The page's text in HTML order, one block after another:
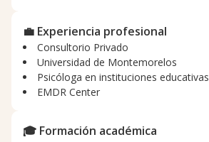
💼 Experiencia profesional
Consultorio Privado
Universidad de Montemorelos
Psicóloga en instituciones educativas
EMDR Center
🎓 Formación académica